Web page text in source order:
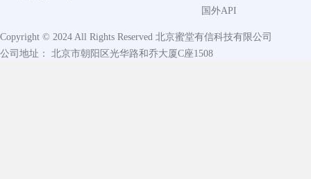
国外API
Copyright © 2024 All Rights Reserved 北京蜜堂有信科技有限公司
公司地址： 北京市朝阳区光华路和乔大厦C座1508